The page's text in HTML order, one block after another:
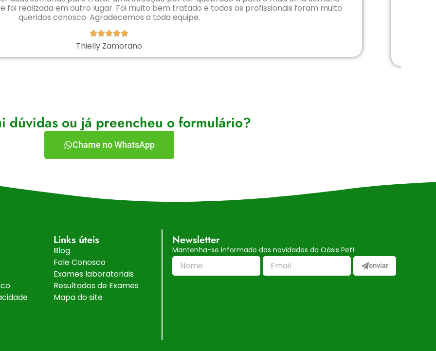
foi realizada em outro lugar. Foi muito bem tratado e todos os profissionais foram muito
queridos conosco. Agradecemos a toda equipe.
Thielly Zamorano
dúvidas ou já preencheu o formulário?
Chame no WhatsApp
Links úteis
Blog
Fale Conosco
Exames laboratoriais
Resultados de Exames
Mapa do site
Newsletter
Mantenha-se informado das novidades da Oásis Pet!
enviar